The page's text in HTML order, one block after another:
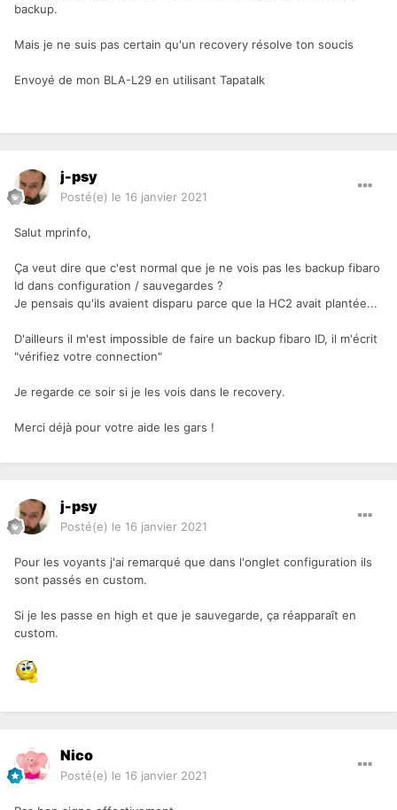
backup.
Mais je ne suis pas certain qu'un recovery résolve ton soucis
Envoyé de mon BLA-L29 en utilisant Tapatalk
j-psy
Posté(e) le 16 janvier 2021
Salut mprinfo,
Ça veut dire que c'est normal que je ne vois pas les backup fibaro
Id dans configuration / sauvegardes ?
Je pensais qu'ils avaient disparu parce que la HC2 avait plantée...
D'ailleurs il m'est impossible de faire un backup fibaro ID, il m'écrit
"vérifiez votre connection"
Je regarde ce soir si je les vois dans le recovery.
Merci déjà pour votre aide les gars !
j-psy
Posté(e) le 16 janvier 2021
Pour les voyants j'ai remarqué que dans l'onglet configuration ils
sont passés en custom.
Si je les passe en high et que je sauvegarde, ça réapparaît en
custom.
Nico
Posté(e) le 16 janvier 2021